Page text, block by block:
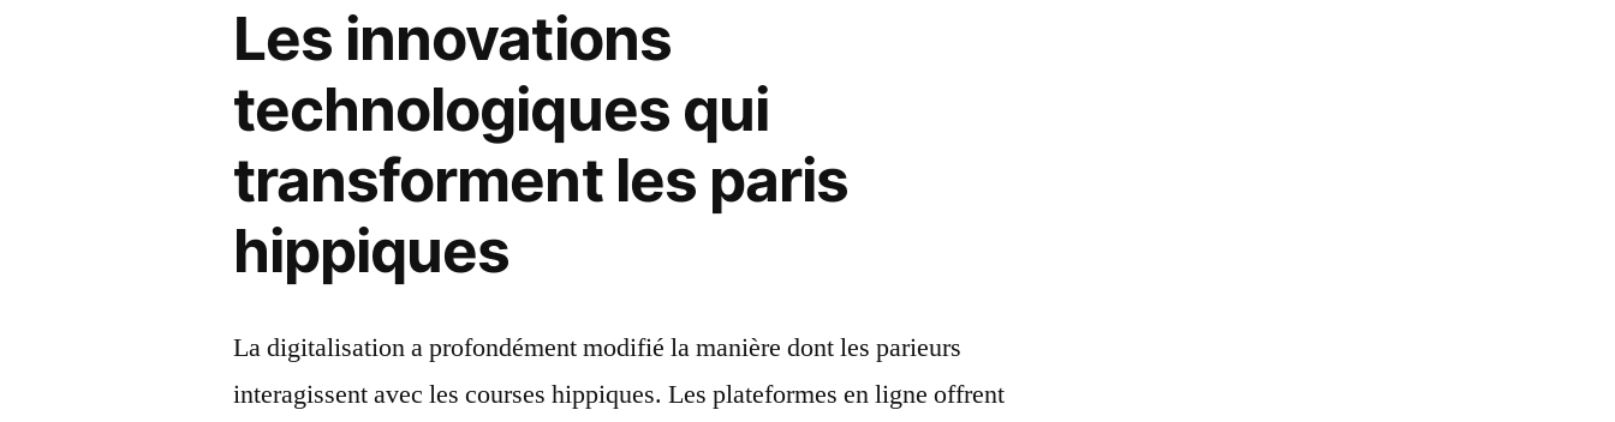
Les innovations
technologiques qui
transforment les paris
hippiques
La digitalisation a profondément modifié la manière dont les parieurs
interagissent avec les courses hippiques. Les plateformes en ligne offrent